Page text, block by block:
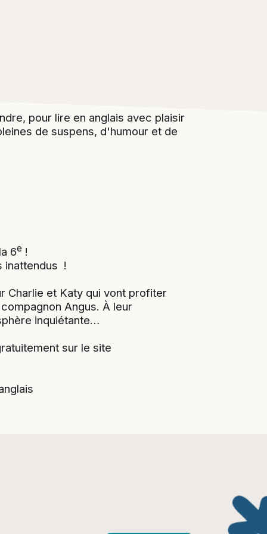
pour lire en anglais avec plaisir
de suspens, d'humour et de
6e !
inattendus !
Charlie et Katy qui vont profiter
Angus. À leur
inquiétante…
sur le site